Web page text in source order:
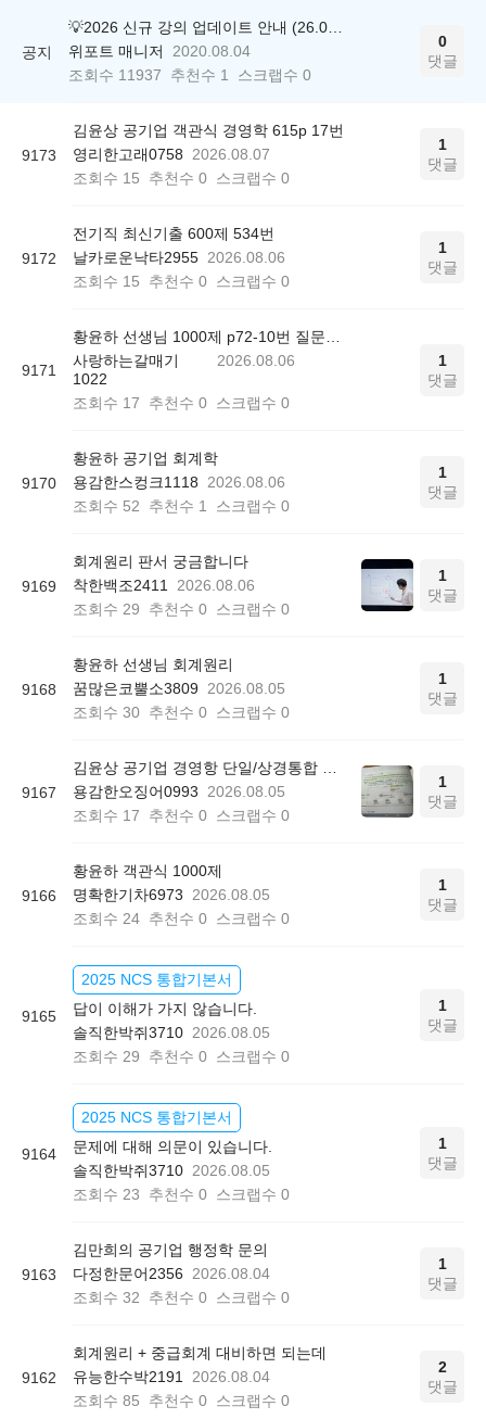
공지
위포트 매니저
2020.08.04
조회수 11937 추천수 1 스크랩수 0
0
댓글
9173
김윤상 공기업 객관식 경영학 615p 17번
영리한고래0758
2026.08.07
조회수 15 추천수 0 스크랩수 0
1
댓글
9172
전기직 최신기출 600제 534번
날카로운낙타2955 2026.08.06
조회수 15 추천수 0 스크랩수 0
1
댓글
9171
사랑하는갈매기
1022
2026.08.06
조회수 17 추천수 0 스크랩수 0
1
댓글
9170
황윤하 공기업 회계학
용감한스컹크1118
2026.08.06
조회수 52 추천수 1 스크랩수 0
1
댓글
9169
회계원리 판서 궁금합니다
착한백조2411
2026.08.06
조회수 29 추천수 0 스크랩수 0
1
댓글
9168
황윤하 선생님 회계원리
꿈많은코뿔소3809
2026.08.05
조회수 30 추천수 0 스크랩수 0
1
댓글
9167
용감한오징어0993
2026.08.05
조회수 17 추천수 0 스크랩수 0
1
댓글
9166
황윤하 객관식 1000제
명확한기차6973
2026.08.05
조회수 24 추천수 0 스크랩수 0
1
댓글
9165
2025 NCS 통합기본서
답이 이해가 가지 않습니다.
솔직한박쥐3710 2026.08.05
조회수 29 추천수 0 스크랩수 0
1
댓글
9164
2025 NCS 통합기본서
문제에 대해 의문이 있습니다.
솔직한박쥐3710 2026.08.05
조회수 23 추천수 0 스크랩수 0
1
댓글
9163
김만희의 공기업 행정학 문의
다정한문어2356
2026.08.04
조회수 32 추천수 0 스크랩수 0
1
댓글
9162
회계원리 + 중급회계 대비하면 되는데
유능한수박2191
2026.08.04
조회수 85 추천수 0 스크랩수 0
2
댓글